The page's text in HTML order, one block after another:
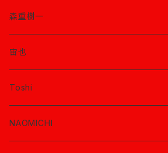
森重樹一
宙也
Toshi
NAOMICHI